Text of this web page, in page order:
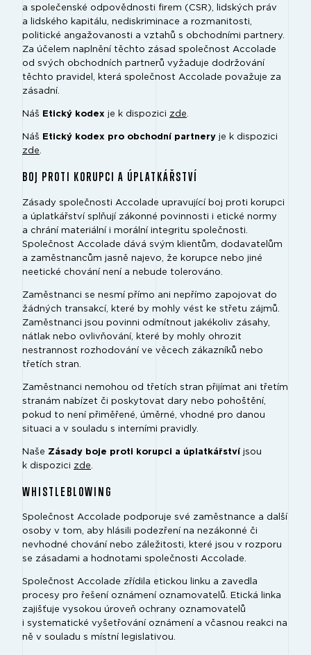
a společenské odpovědnosti firem (CSR), lidských práv
a lidského kapitálu, nediskriminace a rozmanitosti,
politické angažovanosti a vztahů s obchodními partnery.
Za účelem naplnění těchto zásad společnost Accolade
od svých obchodních partnerů vyžaduje dodržování
těchto pravidel, která společnost Accolade považuje za
zásadní.
Náš Etický kodex je k dispozici zde.
Náš Etický kodex pro obchodní partnery je k dispozici
zde.
BOJ PROTI KORUPCI A ÚPLATKÁŘSTVÍ
Zásady společnosti Accolade upravující boj proti korupci
a úplatkářství splňují zákonné povinnosti i etické normy
a chrání materiální i morální integritu společnosti.
Společnost Accolade dává svým klientům, dodavatelům
a zaměstnancům jasně najevo, že korupce nebo jiné
neetické chování není a nebude tolerováno.
Zaměstnanci se nesmí přímo ani nepřímo zapojovat do
žádných transakcí, které by mohly vést ke střetu zájmů.
Zaměstnanci jsou povinni odmítnout jakékoliv zásahy,
nátlak nebo ovlivňování, které by mohly ohrozit
nestrannost rozhodování ve věcech zákazníků nebo
třetích stran.
Zaměstnanci nemohou od třetích stran přijímat ani třetím
stranám nabízet či poskytovat dary nebo pohoštění,
pokud to není přiměřené, úměrné, vhodné pro danou
situaci a v souladu s interními pravidly.
Naše Zásady boje proti korupci a úplatkářství jsou
k dispozici zde.
WHISTLEBLOWING
Společnost Accolade podporuje své zaměstnance a další
osoby v tom, aby hlásili podezření na nezákonné či
nevhodné chování nebo záležitosti, které jsou v rozporu
se zásadami a hodnotami společnosti Accolade.
Společnost Accolade zřídila etickou linku a zavedla
procesy pro řešení oznámení oznamovatelů. Etická linka
zajišťuje vysokou úroveň ochrany oznamovatelů
i systematické vyšetřování oznámení a včasnou reakci na
ně v souladu s místní legislativou.